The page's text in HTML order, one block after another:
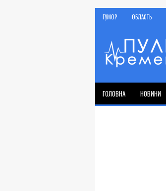
ГУМОР ОБЛАСТЬ
ГОЛОВНА НОВИНИ